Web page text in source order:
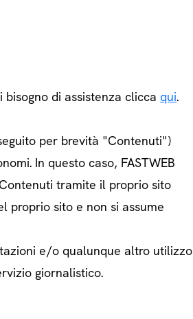
di assistenza clicca qui.
per brevità "Contenuti")
In questo caso, FASTWEB
tramite il proprio sito
proprio sito e non si assume
e/o qualunque altro utilizzo
giornalistico.